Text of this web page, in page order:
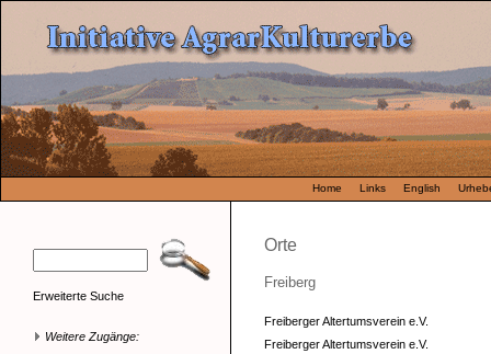
Home Links English
Erweiterte Suche
Weitere Zugänge:
Orte
Freiberg
Freiberger Altertumsverein e.V.
Freiberger Altertumsverein e.V.